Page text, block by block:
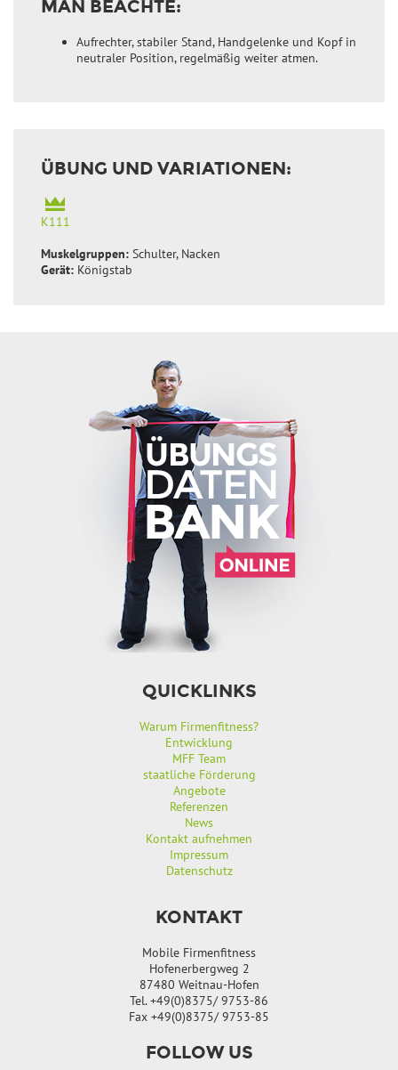
MAN BEACHTE:
Aufrechter, stabiler Stand, Handgelenke und Kopf in
neutraler Position, regelmäßig weiter atmen.
ÜBUNG UND VARIATIONEN:
K111
Muskelgruppen: Schulter, Nacken
Gerät: Königstab
QUICKLINKS
Warum Firmenfitness?
Entwicklung
MFF Team
staatliche Förderung
Angebote
Referenzen
News
Kontakt aufnehmen
Impressum
Datenschutz
KONTAKT
Mobile Firmenfitness
Hofenerbergweg 2
87480 Weitnau-Hofen
Tel. +49(0)8375/ 9753-86
Fax +49(0)8375/ 9753-85
FOLLOW US